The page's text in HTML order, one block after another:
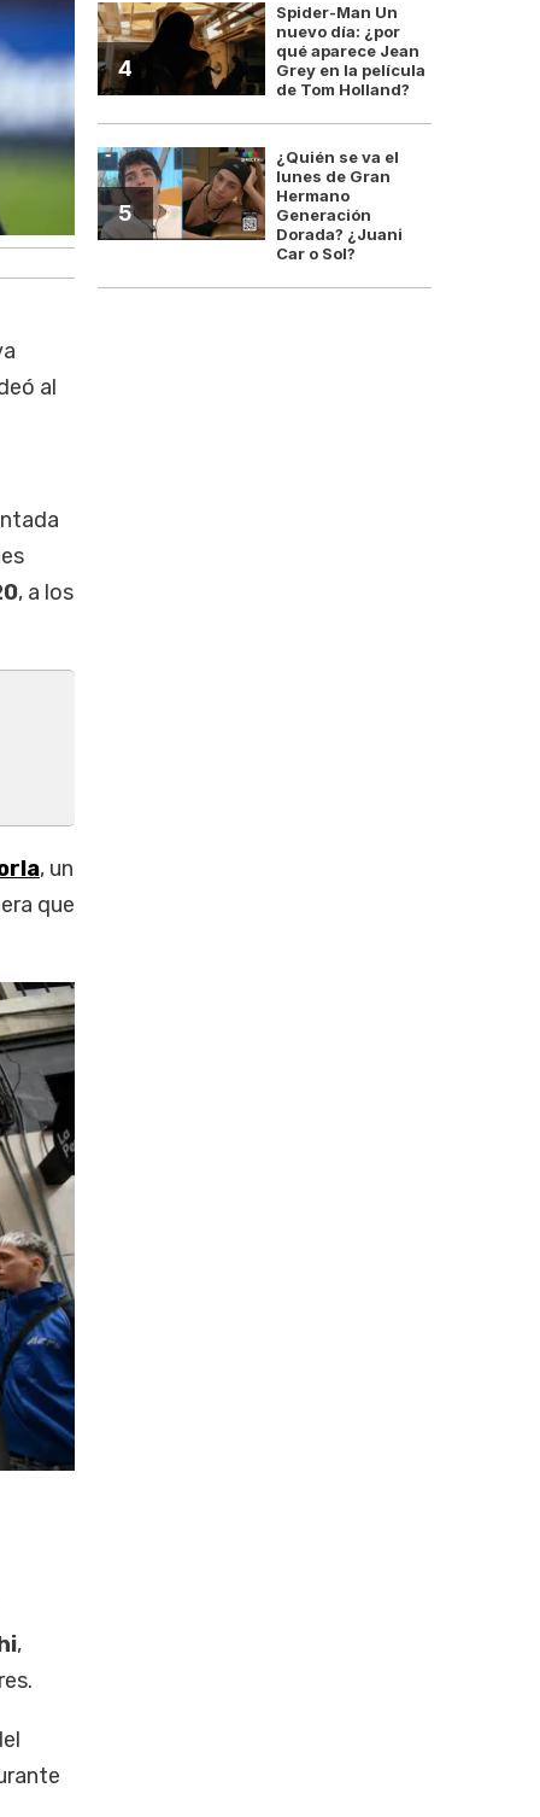
al
, a los
, un
que
,
4
Spider-Man Un
nuevo día: ¿por
qué aparece Jean
Grey en la película
de Tom Holland?
5
¿Quién se va el
lunes de Gran
Hermano
Generación
Dorada? ¿Juani
Car o Sol?